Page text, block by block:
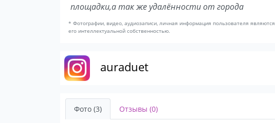
площадки,а так же удалённости от города
* Фотографии, видео, аудиозаписи, личная информация пользователя являются
его интеллектуальной собственностью.
auraduet
Фото (3) Отзывы (0)